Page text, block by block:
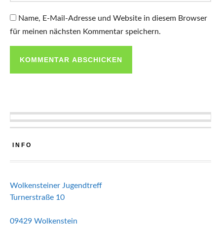
Name, E-Mail-Adresse und Website in diesem Browser
für meinen nächsten Kommentar speichern.
INFO
Wolkensteiner Jugendtreff
Turnerstraße 10
09429 Wolkenstein